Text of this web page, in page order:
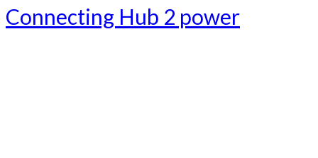
Connecting Hub 2 power